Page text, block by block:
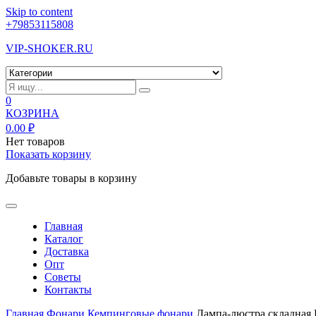
Skip to content
+79853115808
VIP-SHOKER.RU
0
КОЗРИНА
0.00 ₽
Нет товаров
Показать корзину
Добавьте товары в корзину
Главная
Каталог
Доставка
Опт
Советы
Контакты
Главная Фонари Кемпинговые фонари Лампа-люстра